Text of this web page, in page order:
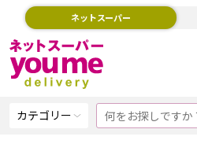
ネットスーパー
カテゴリー